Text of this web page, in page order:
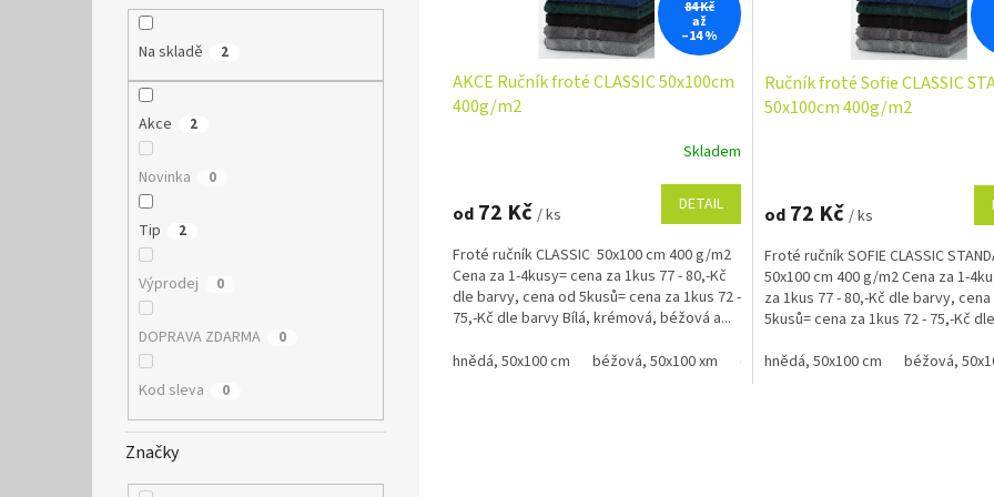
Na skladě 2
Akce 2
Novinka 0
Tip 2
Výprodej 0
DOPRAVA ZDARMA 0
Kod sleva 0
Značky
84 Kč
až
–14 %
AKCE Ručník froté CLASSIC 50x100cm
400g/m2
Skladem
od 72 Kč / ks DETAIL
Froté ručník CLASSIC 50x100 cm 400 g/m2
Cena za 1-4kusy= cena za 1kus 77 - 80,-Kč
dle barvy, cena od 5kusů= cena za 1kus 72 -
75,-Kč dle barvy Bílá, krémová, béžová a...
hnědá, 50x100 cm
béžová, 50x100 xm černá, 50x100 cm červená, 50x100
Ručník froté Sofie CLASSIC
50x100cm 400g/m2
je
z
5
hvězdiček.
od72 Kč / ks
Froté ručník SOFIE CLASSIC
50x100 cm 400 g/m2 Cena za 1-
za 1kus 77 - 80,-Kč dle barvy,
5kusů= cena za 1kus 72 - 75,-Kč
hnědá, 50x100 cm
béžová,